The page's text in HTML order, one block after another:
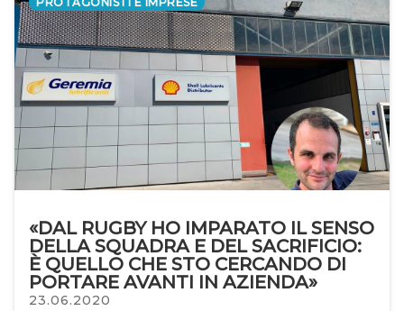
«DAL RUGBY HO IMPARATO IL SENSO
DELLA SQUADRA E DEL SACRIFICIO:
È QUELLO CHE STO CERCANDO DI
PORTARE AVANTI IN AZIENDA»
23.06.2020